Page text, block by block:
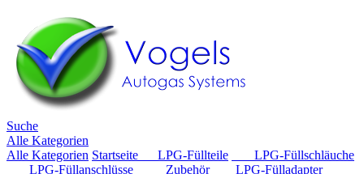
Suche
Alle Kategorien
Alle Kategorien Startseite LPG-Füllteile
LPG-Füllschläuche
LPG-Füllanschlüsse
Zubehör
LPG-Fülladapter